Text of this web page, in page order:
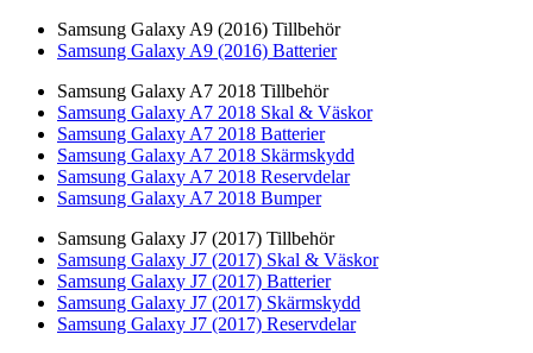
Samsung Galaxy A9 (2016) Tillbehör
Samsung Galaxy A9 (2016) Batterier
Samsung Galaxy A7 2018 Tillbehör
Samsung Galaxy A7 2018 Skal & Väskor
Samsung Galaxy A7 2018 Batterier
Samsung Galaxy A7 2018 Skärmskydd
Samsung Galaxy A7 2018 Reservdelar
Samsung Galaxy A7 2018 Bumper
Samsung Galaxy J7 (2017) Tillbehör
Samsung Galaxy J7 (2017) Skal & Väskor
Samsung Galaxy J7 (2017) Batterier
Samsung Galaxy J7 (2017) Skärmskydd
Samsung Galaxy J7 (2017) Reservdelar